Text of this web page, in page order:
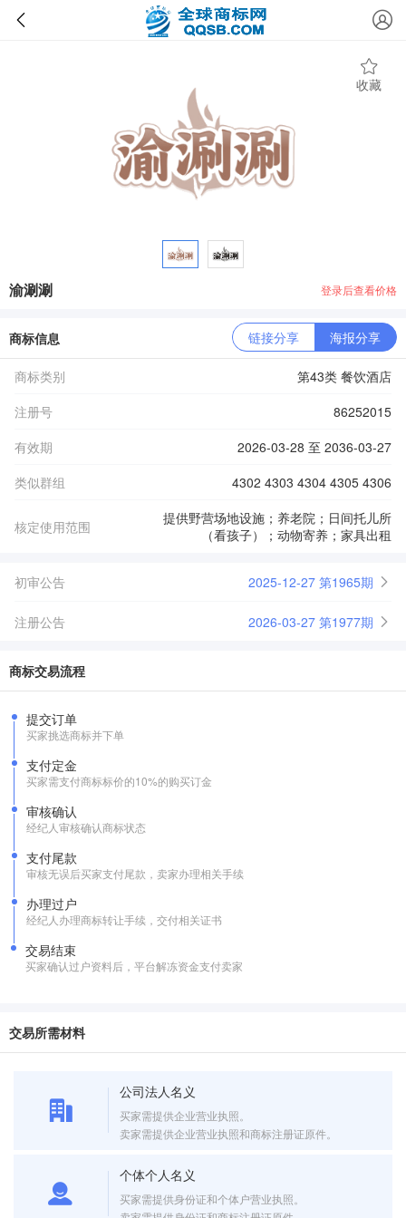
收藏
渝涮涮 登录后查看价格
商标信息 链接分享 海报分享
商标类别
第43类 餐饮酒店
注册号
86252015
有效期
2026-03-28 至 2036-03-27
类似群组
4302 4303 4304 4305 4306
核定使用范围
提供野营场地设施；养老院；日间托儿所
（看孩子）；动物寄养；家具出租
初审公告 2025-12-27 第1965期
注册公告 2026-03-27 第1977期
商标交易流程
提交订单
买家挑选商标并下单
支付定金
买家需支付商标标价的10%的购买订金
审核确认
经纪人审核确认商标状态
支付尾款
审核无误后买家支付尾款，卖家办理相关手续
办理过户
经纪人办理商标转让手续，交付相关证书
交易结束
买家确认过户资料后，平台解冻资金支付卖家
交易所需材料
公司法人名义
买家需提供企业营业执照。
卖家需提供企业营业执照和商标注册证原件。
个体个人名义
买家需提供身份证和个体户营业执照。